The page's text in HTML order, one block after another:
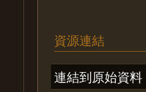
資源連結
連結到原始資料